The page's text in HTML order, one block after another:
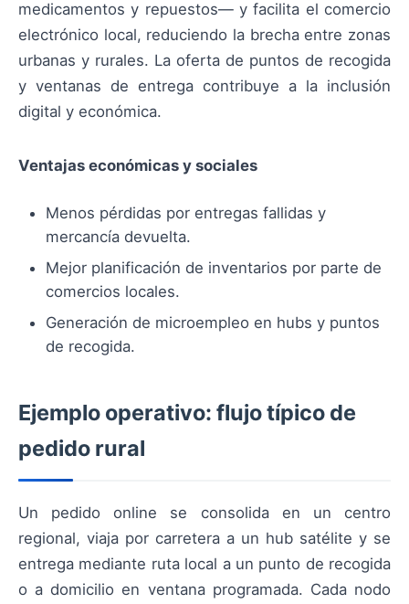
medicamentos y repuestos— y facilita el comercio
electrónico local, reduciendo la brecha entre zonas
urbanas y rurales. La oferta de puntos de recogida
y ventanas de entrega contribuye a la inclusión
digital y económica.
Ventajas económicas y sociales
Menos pérdidas por entregas fallidas y
mercancía devuelta.
Mejor planificación de inventarios por parte de
comercios locales.
Generación de microempleo en hubs y puntos
de recogida.
Ejemplo operativo: flujo típico de
pedido rural
Un pedido online se consolida en un centro
regional, viaja por carretera a un hub satélite y se
entrega mediante ruta local a un punto de recogida
o a domicilio en ventana programada. Cada nodo